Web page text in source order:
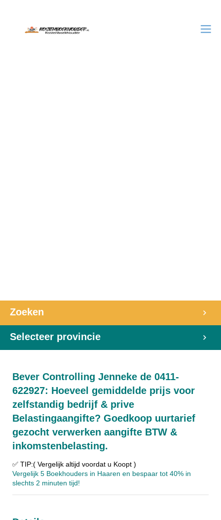
Zoeken
Selecteer provincie
Bever Controlling Jenneke de 0411-
622927: Hoeveel gemiddelde prijs voor
zelfstandig bedrijf & prive
Belastingaangifte? Goedkoop uurtarief
gezocht verwerken aangifte BTW &
inkomstenbelasting.
✅ TIP:( Vergelijk altijd voordat u Koopt )
Vergelijk 5 Boekhouders in Haaren en bespaar tot 40% in
slechts 2 minuten tijd!